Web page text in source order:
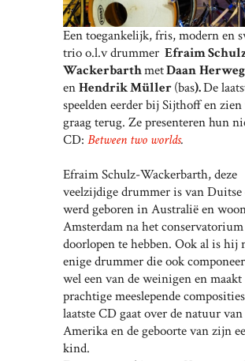
Een toegankelijk, fris, modern en
trio o.l.v drummer Efraim
WackerbarthmetDaanHerweg
enHendrik Müller(bas).De
speelden eerder bij Sijthoff en zien
graag terug. Ze presenteren hun
CD: Between two worlds.
Efraim Schulz-Wackerbarth, deze
veelzijdige drummer is van
werd geboren in Australië en
Amsterdam na het
doorlopen te hebben. Ook al is hij
enige drummer die ook
wel een van de weinigen en maakt
prachtige meeslepende
laatste CD gaat over de natuur
Amerika en de geboorte van zijn
kind.